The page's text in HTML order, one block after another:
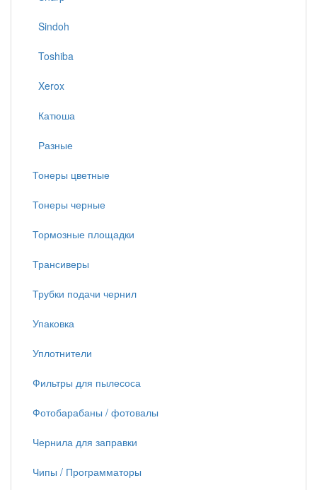
Sindoh
Toshiba
Xerox
Катюша
Разные
Тонеры цветные
Тонеры черные
Тормозные площадки
Трансиверы
Трубки подачи чернил
Упаковка
Уплотнители
Фильтры для пылесоса
Фотобарабаны / фотовалы
Чернила для заправки
Чипы / Программаторы